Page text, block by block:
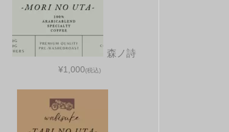
森ノ詩
¥1,000(税込)